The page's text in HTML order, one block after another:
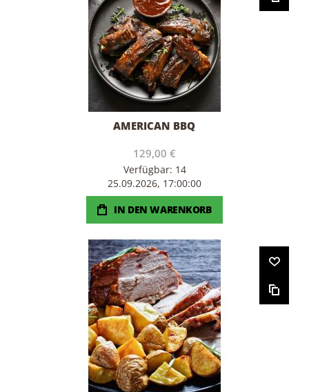
AMERICAN BBQ
129,00 €
Verfügbar: 14
25.09.2026, 17:00:00
IN DEN WARENKORB